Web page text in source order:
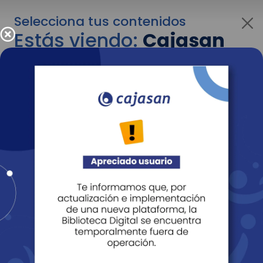
Selecciona tus contenidos
Estás viendo:Cajasan
para personas
Para cambiar al contenido de tu interés más
adelante recuerda utilizar el menú
Entendido